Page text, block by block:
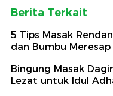
Berita Terkait
5 Tips Masak
dan Bumbu Meresap
Bingung Masak
Lezat untuk Idul